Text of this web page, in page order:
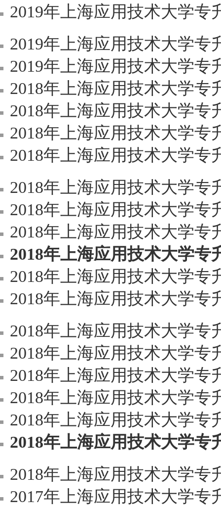
2019年上海应用技术大学专
2019年上海应用技术大学专升本招生专业
2019年上海应用技术大学专
2018年上海应用技术大学专
2018年上海应用技术大学专
2018年上海应用技术大学专
2018年上海应用技术大学专
2018年上海应用技术大学专
2018年上海应用技术大学专
2018年上海应用技术大学专
2018年上海应用技术大学专升
2018年上海应用技术大学专升本资格
2018年上海应用技术大学专升本《C
2018年上海应用技术大学专升
2018年上海应用技术大学专升本
2018年上海应用技术大学专升本
2018年上海应用技术大学专升本
2018年上海应用技术大学专升
2018年上海应用技术大学专升
2018年上海应用技术大学专升本
2017年上海应用技术大学专升